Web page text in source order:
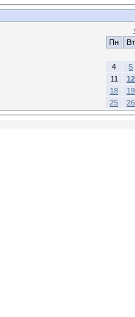
Пн
Вт
4
5
11
12
18
19
25
26